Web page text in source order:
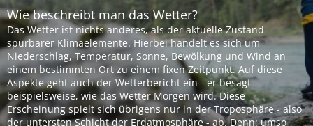
Wie beschreibt man das Wetter?
Das Wetter ist nichts anderes, als der aktuelle Zustand
spürbarer Klimaelemente. Hierbei handelt es sich um
Niederschlag, Temperatur, Sonne, Bewölkung und Wind an
einem bestimmten Ort zu einem fixen Zeitpunkt. Auf diese
Aspekte geht auch der Wetterbericht ein - er besagt
beispielsweise, wie das Wetter Morgen wird. Diese
Erscheinung spielt sich übrigens nur in der Troposphäre - also
der untersten Schicht der Erdatmosphäre - ab. Denn: umso